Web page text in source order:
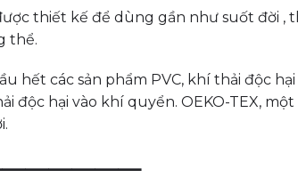
thiết kế để dùng gần như suốt đời ,
thể.
hết các sản phẩm PVC, khí thải độc
độc hại vào khí quyển. OEKO-TEX,